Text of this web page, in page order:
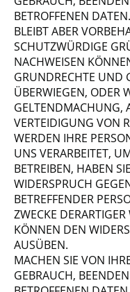
BETROFFENEN
BLEIBT ABER
SCHUTZWÜRDIGE
NACHWEISEN
GRUNDRECHTE UND
ÜBERWIEGEN, ODER
GELTENDMACHUNG,
VERTEIDIGUNG VON
WERDEN IHRE
UNS VERARBEITET,
BETREIBEN, HABEN
WIDERSPRUCH
BETREFFENDER
ZWECKE
KÖNNEN DEN
AUSÜBEN.
MACHEN SIE VON
GEBRAUCH,